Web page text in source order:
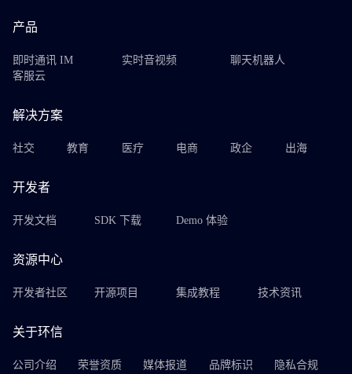
产品
即时通讯 IM 实时音视频
聊天机器人
客服云
解决方案
社交 教育 医疗 电商 政企 出海
开发者
开发文档 SDK 下载 Demo 体验
资源中心
开发者社区 开源项目 集成教程 技术资讯
关于环信
公司介绍 荣誉资质 媒体报道 品牌标识 隐私合规